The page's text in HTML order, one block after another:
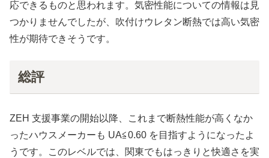
応できるものと思われます。気密性能についての情報は見
つかりませんでしたが、吹付けウレタン断熱では高い気密
性が期待できそうです。
総評
ZEH 支援事業の開始以降、これまで断熱性能が高くなか
ったハウスメーカーも UA≦0.60 を目指すようになったよ
うです。このレベルでは、関東でもはっきりと快適さを実